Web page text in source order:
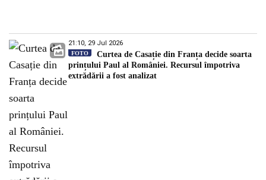
21:10, 29 Jul 2026
FOTO
Curtea de Casație din Franța decide soarta
prințului Paul al României. Recursul împotriva
extrădării a fost analizat